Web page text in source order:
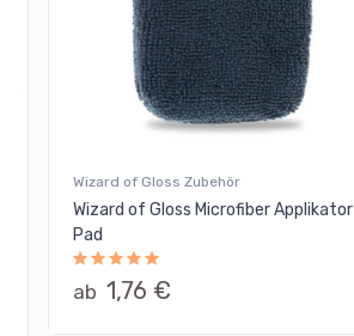
Wizard of Gloss Zubehör
Wizard of Gloss Microfiber Applikator
Pad
ab 1,76 €